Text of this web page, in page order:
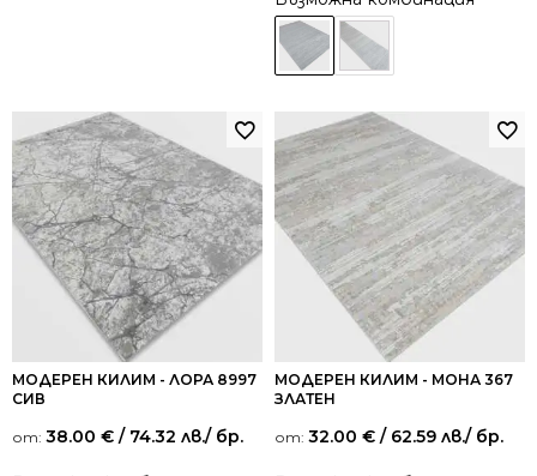
МОДЕРЕН КИЛИМ - ЛОРА 8997
СИВ
от: 38.00 € / 74.32 лв./ бр.
МОДЕРЕН КИЛИМ - МОНА 367
ЗЛАТЕН
от: 32.00 € / 62.59 лв./ бр.